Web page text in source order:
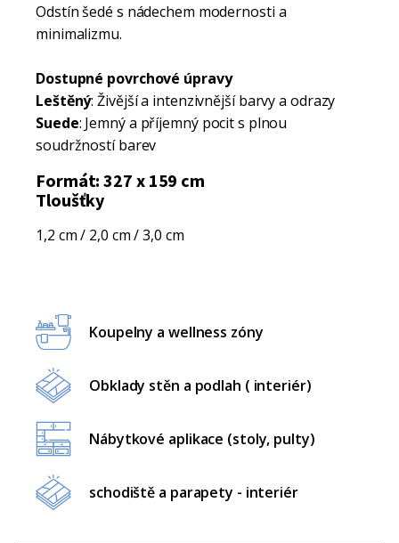
Odstín šedé s nádechem modernosti a
minimalizmu.
Dostupné povrchové úpravy
Leštěný: Živější a intenzivnější barvy a odrazy
Suede: Jemný a příjemný pocit s plnou
soudržností barev
Formát: 327 x 159 cm
Tloušťky
1,2 cm / 2,0 cm / 3,0 cm
Koupelny a wellness zóny
Obklady stěn a podlah ( interiér)
Nábytkové aplikace (stoly, pulty)
schodiště a parapety - interiér